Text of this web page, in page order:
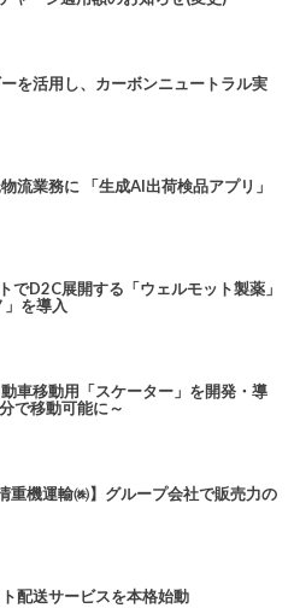
を活用し、カーボンニュートラル実
流業務に 「生成AI出荷検品アプリ」
でD2C展開する「ウェルモット製薬」
」を導入
車移動用「スケーター」を開発・導
で移動可能に～
重機運輸㈱】グループ会社で販売力の
配送サービスを本格始動